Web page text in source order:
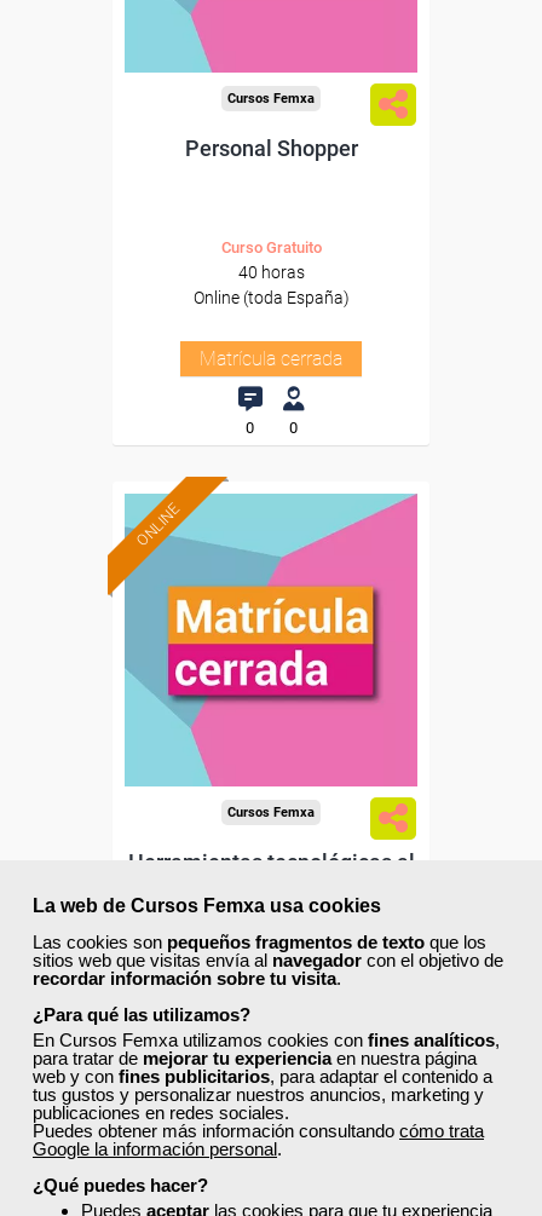
La web de Cursos Femxa usa cookies
Las cookies son pequeños fragmentos de texto que los
sitios web que visitas envía al navegador con el objetivo de
recordar información sobre tu visita.
¿Para qué las utilizamos?
En Cursos Femxa utilizamos cookies con fines analíticos,
para tratar de mejorar tu experienciaen nuestra página
web y con fines publicitarios, para adaptar el contenido a
tus gustos y personalizar nuestros anuncios, marketing y
publicaciones en redes sociales.
Puedes obtener más información consultando cómo trata
Google la información personal.
¿Qué puedes hacer?
Puedes aceptar las cookies para que tu experiencia
Cursos Femxa
Personal Shopper
Curso Gratuito
40 horas
Online (toda España)
Matrícula cerrada
0 0
ONLINE
Cursos Femxa
Herramientas tecnológicas al
comercial de...
Curso Gratuito
60 horas
Online (toda España)
Matrícula cerrada
0 282